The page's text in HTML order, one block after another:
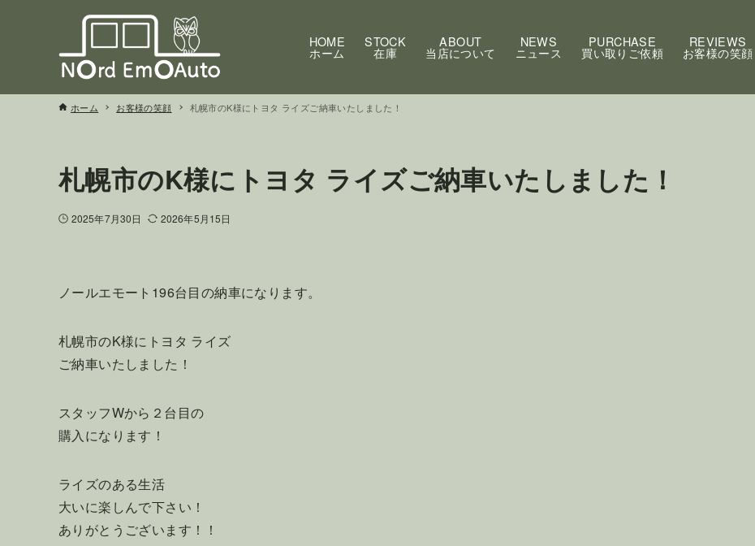
HOME
ホーム
STOCK
在庫
ABOUT
当店について
NEWS
ニュース
PURCHASE
買い取りご依頼
REVIEWS
お客様の笑顔
ホーム お客様の笑顔 札幌市のK様にトヨタ ライズご納車いたしました！
札幌市のK様にトヨタ ライズご納車いたしました！
2025年7月30日 2026年5月15日
ノールエモート196台目の納車になります。
札幌市のK様にトヨタ ライズ
ご納車いたしました！
スタッフWから２台目の
購入になります！
ライズのある生活
大いに楽しんで下さい！
ありがとうございます！！